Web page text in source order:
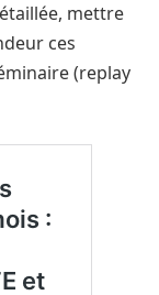
mettre
ces
(replay